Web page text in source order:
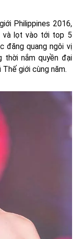
Philippines 2016,
và lọt vào tới top 5
đăng quang ngôi vị
thời nắm quyền đại
giới cùng năm.